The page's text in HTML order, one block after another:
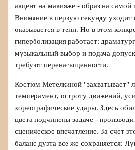
акцент на макияже - образ на самой
Внимание в первую секунду уходит
оказывается в тени. Но в этом
гиперболизация работает:
музыкальный выбор и подача
требуют перенасыщенности.
Костюм Метелкиной "захватывает"
темперамент, остроту движений,
хореографические удары. Здесь
цвета подчинены задаче -
сценическое впечатление. За счет
баланс дуэта все же сохраняется: